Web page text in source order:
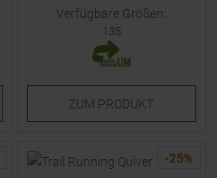
Verfügbare Größen:
135
ZUM PRODUKT
-25%